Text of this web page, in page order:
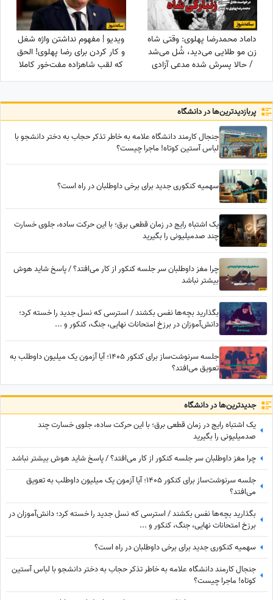
داماد محمدرضا پهلوی: وقتی شاه
زن مو طلایی می‌دید، شُل می‌شد
/ حالا پسرش شده مدعی آزادی
زنان!!!
ویدیو | مفهوم نداشتن واژه شغل
و کار کردن برای رضا پهلوی! الحق
که لقب شاهزاده مفت‌خور کاملا
برازنده توئه
پربازدید‌ترین‌ها در دانشگاه
جنجال کارمند دانشگاه علامه به خاطر تذکر حجاب به دختر دانشجو با
لباس آستین کوتاه! ماجرا چیست؟
سهمیه کنکوری جدید برای برخی داوطلبان در راه است؟
یک اشتباه رایج در زمان قطعی برق؛ با این حرکت ساده، جلوی خسارت
چند صدمیلیونی را بگیرید
چرا مغز داوطلبان سر جلسه کنکور از کار می‌افتد؟ / پاسخ شاید هوش
بیشتر نباشد
بگذارید بچه‌ها نفس بکشند / استرسی که نسل جدید را خسته کرد؛
دانش‌آموزان در برزخ امتحانات نهایی، جنگ، کنکور و ...
جلسه سرنوشت‌ساز برای کنکور 1405؛ آیا آزمون یک میلیون داوطلب به
تعویق می‌افتد؟
جدید‌ترین‌ها در دانشگاه
یک اشتباه رایج در زمان قطعی برق؛ با این حرکت ساده، جلوی خسارت چند
صدمیلیونی را بگیرید
چرا مغز داوطلبان سر جلسه کنکور از کار می‌افتد؟ / پاسخ شاید هوش بیشتر نباشد
جلسه سرنوشت‌ساز برای کنکور 1405؛ آیا آزمون یک میلیون داوطلب به تعویق
می‌افتد؟
بگذارید بچه‌ها نفس بکشند / استرسی که نسل جدید را خسته کرد؛ دانش‌آموزان در
برزخ امتحانات نهایی، جنگ، کنکور و ...
سهمیه کنکوری جدید برای برخی داوطلبان در راه است؟
جنجال کارمند دانشگاه علامه به خاطر تذکر حجاب به دختر دانشجو با لباس آستین
کوتاه! ماجرا چیست؟